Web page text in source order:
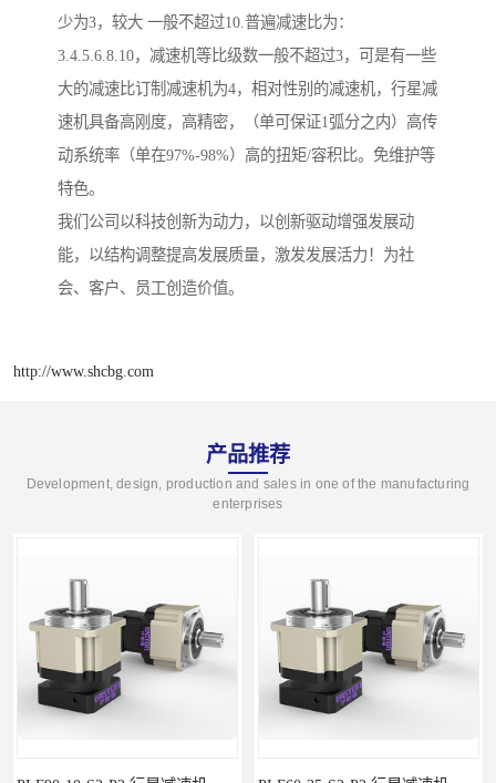
少为3，较大 一般不超过10.普遍减速比为：
3.4.5.6.8.10，减速机等比级数一般不超过3，可是有一些
大的减速比订制减速机为4，相对性别的减速机，行星减
速机具备高刚度，高精密，（单可保证1弧分之内）高传
动系统率（单在97%-98%）高的扭矩/容积比。免维护等
特色。
我们公司以科技创新为动力，以创新驱动增强发展动
能，以结构调整提高发展质量，激发发展活力！为社
会、客户、员工创造价值。
http://www.shcbg.com
产品推荐
Development, design, production and sales in one of the manufacturing
enterprises